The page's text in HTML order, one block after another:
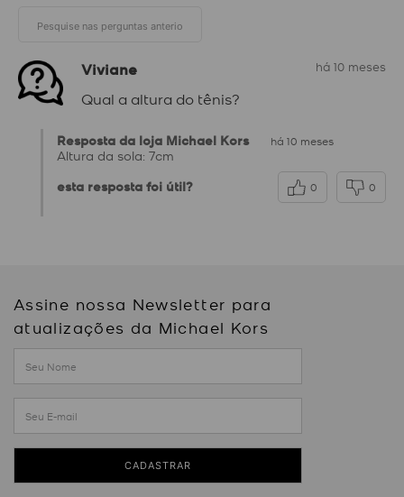
Viviane há 10 meses
Qual a altura do tênis?
Resposta da loja Michael Kors há 10 meses
Altura da sola: 7cm
esta resposta foi útil? 0 0
Assine nossa Newsletter para
atualizações da Michael Kors
CADASTRAR